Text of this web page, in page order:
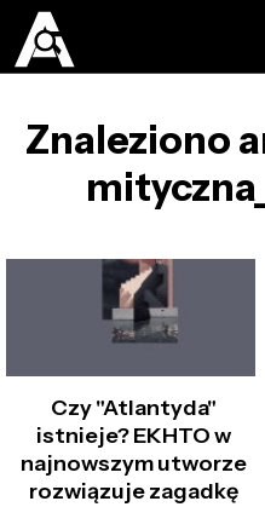
Znaleziono
Czy "Atlantyda"
istnieje? EKHTO w
najnowszym utworze
rozwiązuje zagadkę